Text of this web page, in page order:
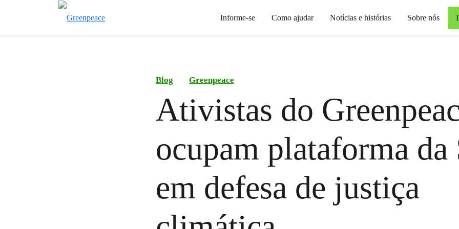
Informe-se Como ajudar Notícias e histórias Sobre nós
Blog Greenpeace
Ativistas do
ocupam plataforma da
em defesa de justiça